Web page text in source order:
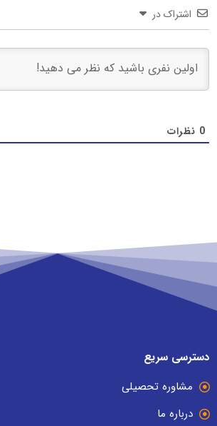
اشتراک در
0 نظرات
دسترسی سریع
مشاوره تحصیلی
درباره ما